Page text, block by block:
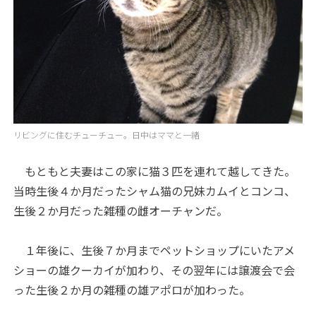
リビングに住むチューチュー。日中はママと一緒
もともと夫妻はこの家に猫３匹を連れて越してきた。
当時生後４か月だったシャム猫の兄妹カムイとコンコ、
生後２か月だった雑種の雌オーチャンだ。
１年後に、生後７か月までペットショップにいたアメ
ショーの雄クーカイが加わり、その翌年には譲渡会で会
った生後２か月の雑種の雄アポロが加わった。